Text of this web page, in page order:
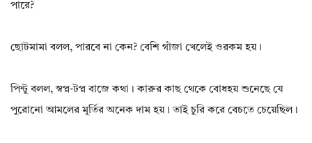
পারে?
ছোটমামা বলল, পারবে না কেন? বেশি গাঁজা খেলেই ওরকম হয়।
পিন্টু বলল, স্বপ্ন-টপ্ন বাজে কথা। কারুর কাছ থেকে বোধহয় শুনেছে যে
পুরোনো আমলের মূর্তির অনেক দাম হয়। তাই চুরি করে বেচতে চেয়েছিল।